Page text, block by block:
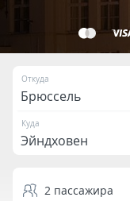
Откуда
Куда
2 пассажира